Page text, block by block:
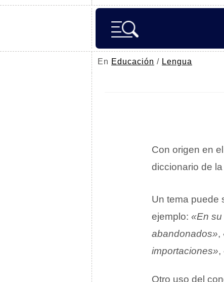
En Educación / Lengua
Con origen en
diccionario de la
Un tema puede
ejemplo: «En su
abandonados»,
importaciones»,
Otro uso del